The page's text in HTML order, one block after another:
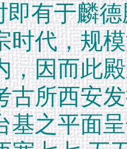
即有于麟
时代，规
，因而此
古所西安
之平面呈